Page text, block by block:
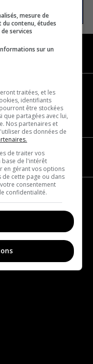
mesure de
contenu, études
services
sur un
traitées, et les
identifiants
être stockées
que partagées avec lui,
Nos partenaires et
des données de
de traiter vos
base de l'intérêt
en gérant vos options
de cette page ou dans
consentement
confidentialité.